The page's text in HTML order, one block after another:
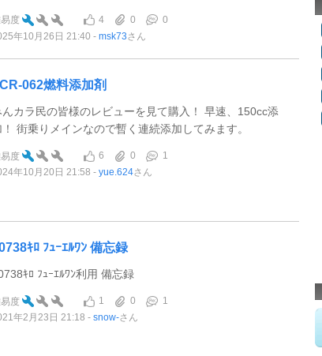
度 4 0
0
年10月26日 21:40
msk73さん
062燃料添加剤
んカラ民の皆様のレビューを見て購入！ 早速、150cc添
！ 街乗りメインなので暫く連続添加してみます。
度 6 0
1
年10月20日 21:58
yue.624さん
ｷﾛ ﾌｭｰｴﾙﾜﾝ 備忘録
ｷﾛ ﾌｭｰｴﾙﾜﾝ利用 備忘録
度 1 0
1
年2月23日 21:18
snow-さん